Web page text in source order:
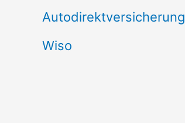
Autodirektversicherung
Wiso